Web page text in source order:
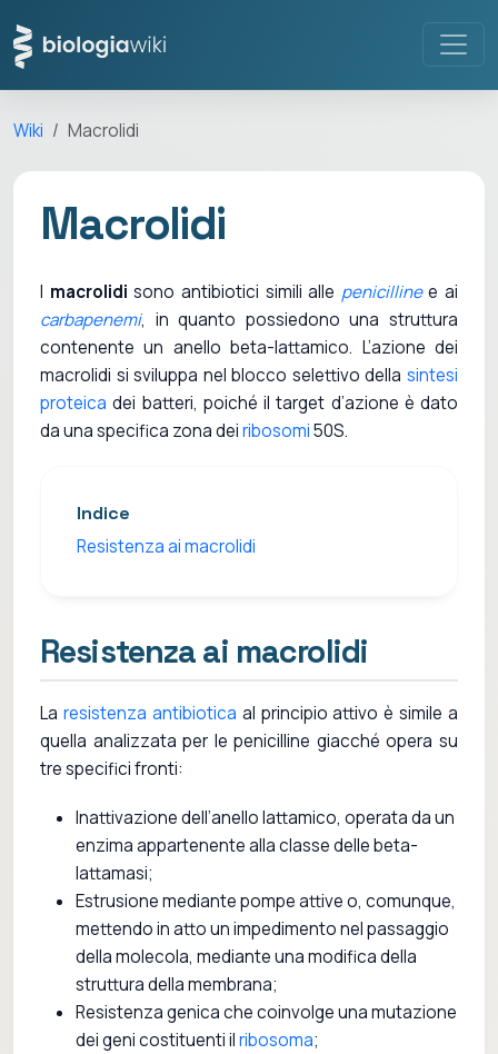
Wiki Macrolidi
Macrolidi
I macrolidisono antibiotici simili alle penicillinee ai
carbapenemi, in quanto possiedono una struttura
contenente un anello beta-lattamico. L’azione dei
macrolidi si sviluppa nel blocco selettivo della sintesi
proteica dei batteri, poiché il target d’azione è dato
da una specifica zona deiribosomi50S.
Indice
Resistenza ai macrolidi
Resistenza ai macrolidi
La resistenza antibiotica al principio attivo è simile a
quella analizzata per le penicilline giacché opera su
tre specifici fronti:
Inattivazione dell’anello lattamico, operata da un
enzima appartenente alla classe delle beta-
lattamasi;
Estrusione mediante pompe attive o, comunque,
mettendo in atto un impedimento nel passaggio
della molecola, mediante una modifica della
struttura della membrana;
Resistenza genica che coinvolge una mutazione
dei geni costituenti ilribosoma;